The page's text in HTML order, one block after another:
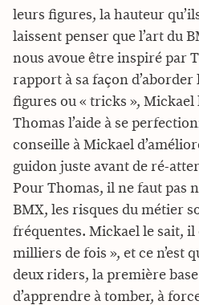
leurs figures, la hauteur
laissent penser que l’art du
nous avoue être inspiré par
rapport à sa façon d’aborder
figures ou « tricks », Mickael
Thomas l’aide à se
conseille à Mickael
guidon juste avant de ré-
Pour Thomas, il ne faut pas
BMX, les risques du métier
fréquentes. Mickael le sait, il
milliers de fois », et ce n’est
deux riders, la première
d’apprendre à tomber, à